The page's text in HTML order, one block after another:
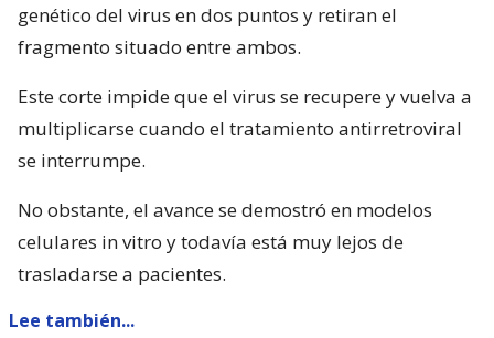
genético del virus en dos puntos y retiran el
fragmento situado entre ambos.
Este corte impide que el virus se recupere y vuelva a
multiplicarse cuando el tratamiento antirretroviral
se interrumpe.
No obstante, el avance se demostró en modelos
celulares in vitro y todavía está muy lejos de
trasladarse a pacientes.
Lee también...